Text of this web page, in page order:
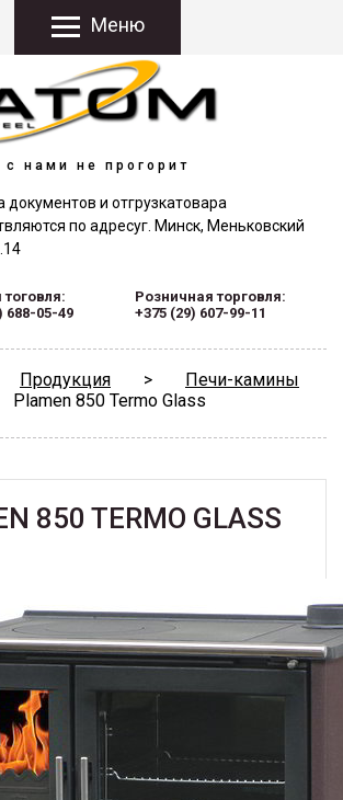
Меню
с нами не прогорит
документов и отгрузкатовара
по адресуг. Минск, Меньковский
тоговля:
688-05-49
Розничная торговля:
+375 (29) 607-99-11
Продукция >
Печи-камины
Plamen 850 Termo Glass
850 TERMO GLASS